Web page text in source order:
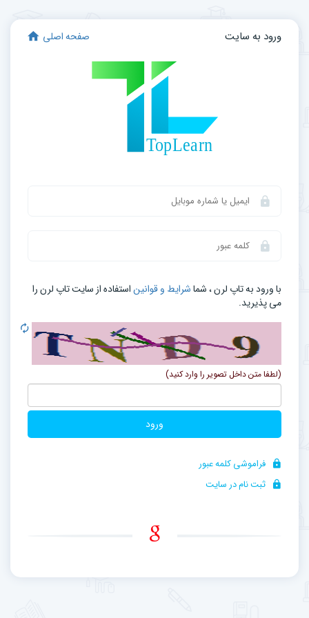
ورود به سایت صفحه اصلی
با ورود به تاپ لرن ، شماشرایط و قوانیناستفاده از سایت تاپ لرن را
می‌ پذیرید.
(لطفا متن داخل تصویر را وارد کنید)
ورود
فراموشی کلمه عبور
ثبت نام در سایت